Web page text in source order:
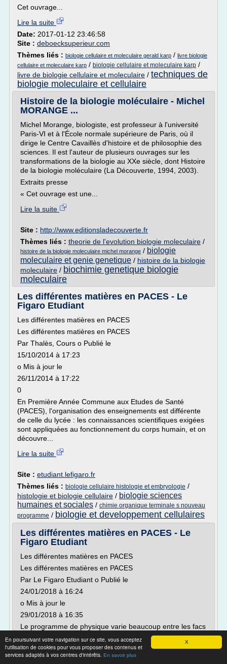
X
En poursuivant votre navigation sur ce site, vous acceptez
l'utilisation de cookies pour vous proposer des contenus et
services adaptés à vos centres d'intérêts. En savoir plus
Cet ouvrage...
Lire la suite
Date: 2017-01-12 23:46:58
Site : deboecksuperieur.com
Thèmes liés : biologie cellulaire et moleculaire gerald karp / livre biologie
cellulaire et moleculaire karp / biologie cellulaire et moleculaire karp /
livre de biologie cellulaire et moleculaire / techniques de
biologie moleculaire et cellulaire
Histoire de la biologie moléculaire - Michel
MORANGE ...
Michel Morange, biologiste, est professeur à l'université
Paris-VI et à l'École normale supérieure de Paris, où il
dirige le Centre Cavaillès d'histoire et de philosophie des
sciences. Il est l'auteur de plusieurs ouvrages sur les
transformations de la biologie au XXe siècle, dont Histoire
de la biologie moléculaire (La Découverte, 1994, 2003).
Extraits presse
« Cet ouvrage est une...
Lire la suite
Site : http://www.editionsladecouverte.fr
Thèmes liés : theorie de l'evolution biologie moleculaire /
histoire de la biologie moleculaire michel morange / biologie
moleculaire et genie genetique / histoire de la biologie
moleculaire / biochimie genetique biologie
moleculaire
Les différentes matières en PACES - Le
Figaro Etudiant
Les différentes matières en PACES
Les différentes matières en PACES
Par Thalès, Cours o Publié le
15/10/2014 à 17:23
o Mis à jour le
26/11/2014 à 17:22
0
En Première Année Commune aux Etudes de Santé
(PACES), l'organisation des enseignements est différente
de celle du lycée : les connaissances scientifiques exigées
sont appliquées au fonctionnement du corps humain, et on
découvre...
Lire la suite
Site : etudiant.lefigaro.fr
Thèmes liés : biologie cellulaire histologie et embryologie /
histologie et biologie cellulaire / biologie sciences
humaines et sociales / chimie organique terminale s nouveau
programme / biologie et developpement cellulaires
Les différentes matières en PACES - Le
Figaro Etudiant
Les différentes matières en PACES
Les différentes matières en PACES
Par Le Figaro Etudiant o Publié le
24/01/2018 à 16:24
o Mis à jour le
29/01/2018 à 16:35
Le programme de physique varie beaucoup entre les facs
(ici des étudiants en examen de Paces à Marseille)
Crédits photo: ANNE-CHRISTINE POUJOULAT/AFP
0